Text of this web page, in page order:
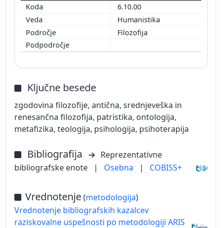
6.10.00
Humanistika
Filozofija
Ključne besede
zgodovina filozofije, antična, srednjeveška in
renesančna filozofija, patristika, ontologija,
metafizika, teologija, psihologija, psihoterapija
Bibliografija
Reprezentativne
bibliografske enote
| Osebna | COBISS+
Vrednotenje(metodologija)
Vrednotenje bibliografskih kazalcev
raziskovalne uspešnosti po metodologiji ARIS